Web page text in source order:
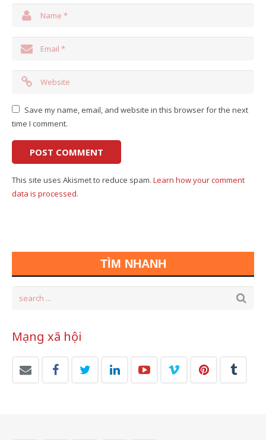
Save my name, email, and website in this browser for the next
time I comment.
This site uses Akismet to reduce spam. Learn how your comment
data is processed.
TÌM NHANH
Mạng xã hội